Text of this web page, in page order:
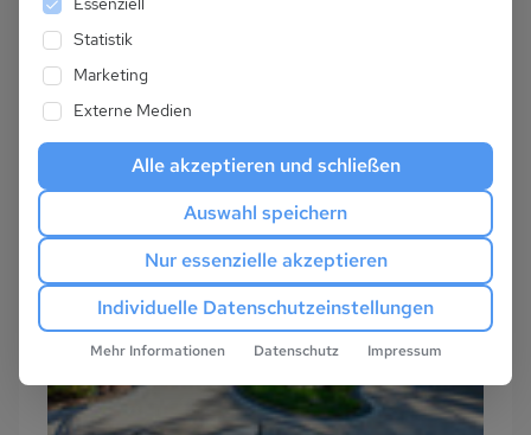
Statistik
Marketing
Externe Medien
Alle akzeptieren und schließen
Auswahl speichern
Nur essenzielle akzeptieren
Individuelle Datenschutzeinstellungen
Mehr Informationen Datenschutz Impressum